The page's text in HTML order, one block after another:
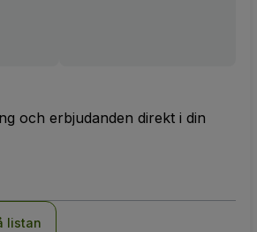
och erbjudanden direkt i din
listan